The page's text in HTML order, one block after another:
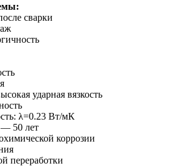
сварки
ударная вязкость
λ=0.23 Вт/мК
50 лет
коррозии
переработки